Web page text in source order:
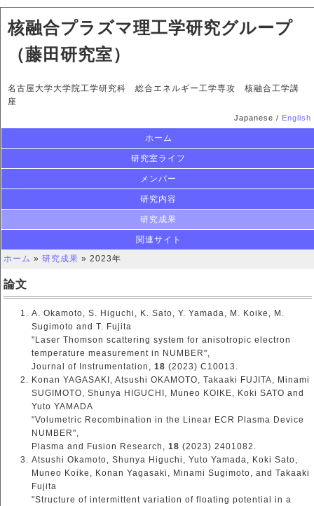
核融合プラズマ理工学研究グループ
（藤田研究室）
名古屋大学大学院工学研究科 総合エネルギー工学専攻 核融合工学講
座
Japanese / English
ホーム
研究室ライフ
メンバー
研究内容
研究成果
関連サイト
ホーム »研究成果 » 2023年
論文
A. Okamoto, S. Higuchi, K. Sato, Y. Yamada, M. Koike, M.
Sugimoto and T. Fujita
"Laser Thomson scattering system for anisotropic electron
temperature measurement in NUMBER",
Journal of Instrumentation,18 (2023) C10013.
Konan YAGASAKI, Atsushi OKAMOTO, Takaaki FUJITA, Minami
SUGIMOTO, Shunya HIGUCHI, Muneo KOIKE, Koki SATO and
Yuto YAMADA
"Volumetric Recombination in the Linear ECR Plasma Device
NUMBER",
Plasma and Fusion Research,18 (2023) 2401082.
Atsushi Okamoto, Shunya Higuchi, Yuto Yamada, Koki Sato,
Muneo Koike, Konan Yagasaki, Minami Sugimoto, and Takaaki
Fujita
"Structure of intermittent variation of floating potential in a